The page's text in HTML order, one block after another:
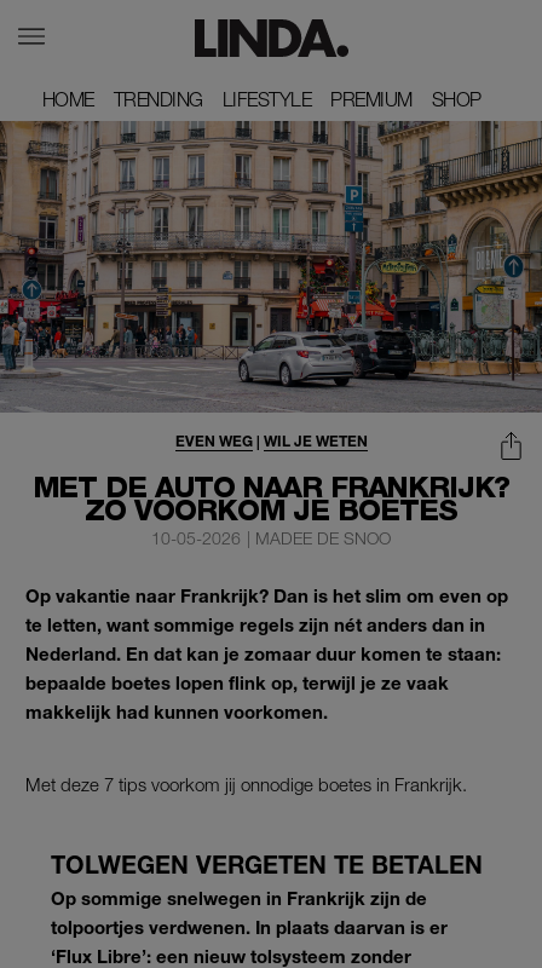
HOME
HOME TRENDING
TRENDING LIFESTYLE
LIFESTYLE PREMIUM
PREMIUM SHOP
SHOP
MET DE AUTO NAAR FRANKRIJK?
ZÓ VOORKOM JE BOETES
EVEN WEG| WIL JE WETEN
10-05-2026 | MADEE DE SNOO
Op vakantie naar Frankrijk? Dan is het slim om even op
te letten, want sommige regels zijn nét anders dan in
Nederland. En dat kan je zomaar duur komen te staan:
bepaalde boetes lopen flink op, terwijl je ze vaak
makkelijk had kunnen voorkomen.
Met deze 7 tips voorkom jij onnodige boetes in Frankrijk.
TOLWEGEN VERGETEN TE BETALEN
Op sommige snelwegen in Frankrijk zijn de
tolpoortjes verdwenen. In plaats daarvan is er
‘Flux Libre’: een nieuw tolsysteem zonder